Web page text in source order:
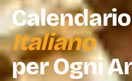
Calendario
Italiano
per Ogni